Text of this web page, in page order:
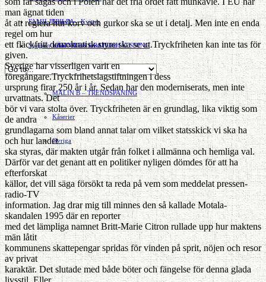
Jenny A – Kvitter
Yrsa – Hand med Hund
Hvilan – Trädgårdstips
MALIN B – TRENDSPANING
Kåserier
Ovriga
FAMILJEBILD »
LÄMNA EN GRATTISHÄLSNING
Spegeln Info
man ägnat tiden
åt att reglera hur korv och gurkor ska se ut i detalj. Men inte en enda
regel om hur
ett fläckfritt demokratisk styre ska se ut.Tryckfriheten kan inte tas för
given.
Sverige har visserligen varit en
föregångare.Tryckfrihetslagstiftningen i dess
ursprung firar 250 år i år. Sedan har den moderniserats, men inte
urvattnats. Det
bör vi vara stolta över. Tryckfriheten är en grundlag, lika viktig som
de andra
grundlagarna som bland annat talar om vilket statsskick vi ska ha
och hur landet
ska styras, där makten utgår från folket i allmänna och hemliga val.
Därför var det genant att en politiker nyligen dömdes för att ha
efterforskat
källor, det vill säga försökt ta reda på vem som meddelat pressen-
radio-TV
information. Jag drar mig till minnes den så kallade Motala-
skandalen 1995 där en reporter
med det lämpliga namnet Britt-Marie Citron rullade upp hur maktens
män låtit
kommunens skattepengar spridas för vinden på sprit, nöjen och resor
av privat
karaktär. Det slutade med både böter och fängelse för denna glada
livsstil. Eller